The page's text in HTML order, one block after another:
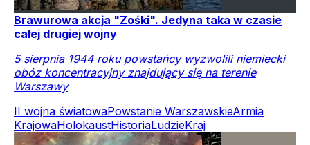
Brawurowa akcja "Zośki". Jedyna taka w czasie
całej drugiej wojny
5 sierpnia 1944 roku powstańcy wyzwolili niemiecki
obóz koncentracyjny znajdujący się na terenie
Warszawy
II wojna światowaPowstanie WarszawskieArmia
KrajowaHolokaustHistoriaLudzieKraj